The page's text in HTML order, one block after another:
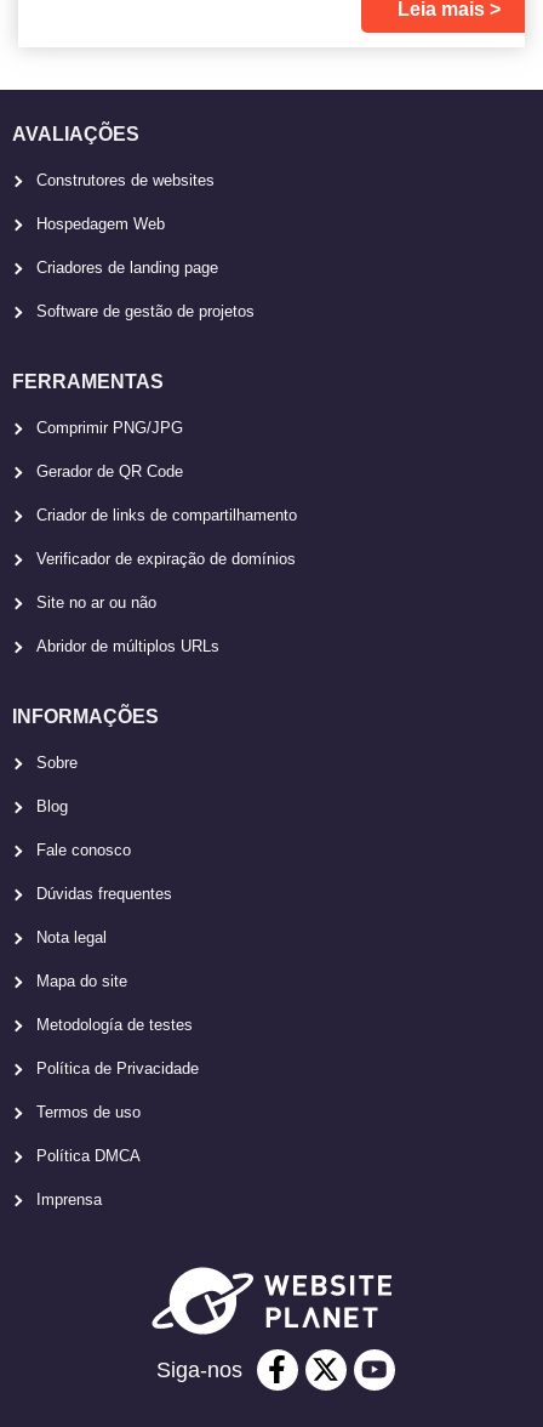
Leia mais
AVALIAÇÕES
Construtores de websites
Hospedagem Web
Criadores de landing page
Software de gestão de projetos
FERRAMENTAS
Comprimir PNG/JPG
Gerador de QR Code
Criador de links de compartilhamento
Verificador de expiração de domínios
Site no ar ou não
Abridor de múltiplos URLs
INFORMAÇÕES
Sobre
Blog
Fale conosco
Dúvidas frequentes
Nota legal
Mapa do site
Metodología de testes
Política de Privacidade
Termos de uso
Política DMCA
Imprensa
Siga-nos